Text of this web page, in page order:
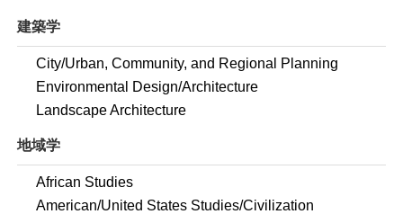
建築学
City/Urban, Community, and Regional Planning
Environmental Design/Architecture
Landscape Architecture
地域学
African Studies
American/United States Studies/Civilization